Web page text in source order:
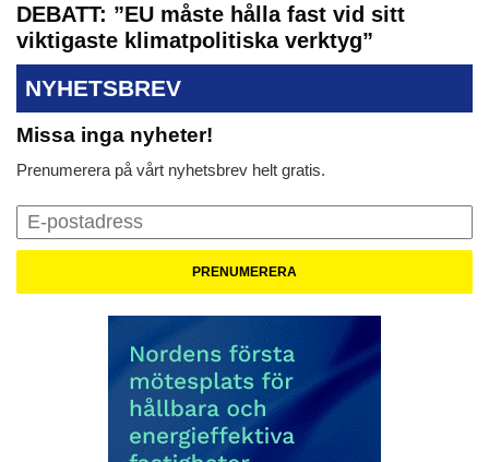
DEBATT: ”EU måste hålla fast vid sitt
viktigaste klimatpolitiska verktyg”
NYHETSBREV
Missa inga nyheter!
Prenumerera på vårt nyhetsbrev helt gratis.